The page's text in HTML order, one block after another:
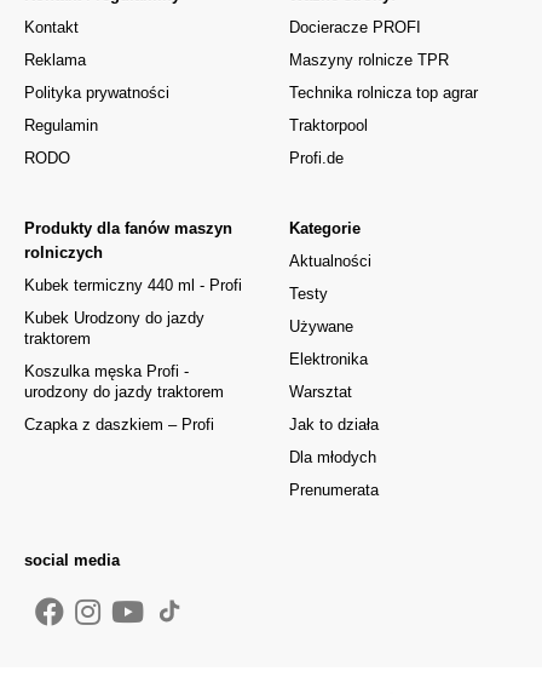
Kontakt
Reklama
Polityka prywatności
Regulamin
RODO
Kategorie
Aktualności
Testy
Używane
Elektronika
Warsztat
Jak to działa
Dla młodych
Prenumerata
Produkty dla fanów maszyn
rolniczych
Kubek termiczny 440 ml - Profi
Kubek Urodzony do jazdy
traktorem
Koszulka męska Profi -
urodzony do jazdy traktorem
Czapka z daszkiem – Profi
Docieracze PROFI
Maszyny rolnicze TPR
Technika rolnicza top agrar
Traktorpool
Profi.de
social media